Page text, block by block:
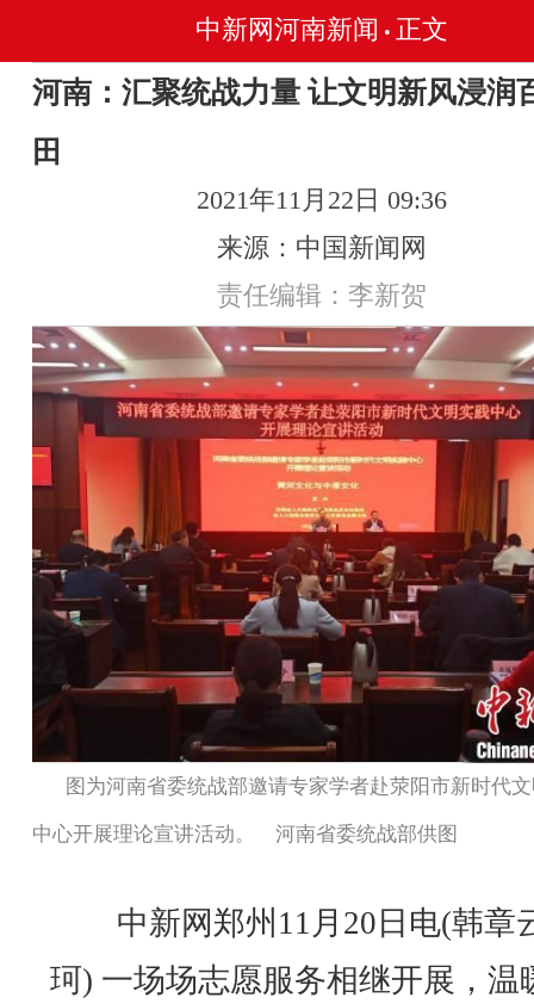
中新网河南新闻 • 正文
河南：汇聚统战力量 让文明新风浸润
田
2021年11月22日 09:36
来源：中国新闻网
责任编辑：李新贺
图为河南省委统战部邀请专家学者赴荥阳市新时代
中心开展理论宣讲活动。 河南省委统战部供图
中新网郑州11月20日电(韩章
珂) 一场场志愿服务相继开展，温